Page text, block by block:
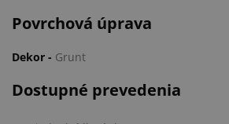
Povrchová úprava
Dekor - Grunt
Dostupné prevedenia